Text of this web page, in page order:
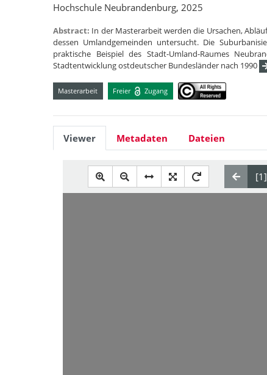
Hochschule Neubrandenburg, 2025
Abstract: In der Masterarbeit werden die Ursachen,
dessen Umlandgemeinden untersucht. Die
praktische Beispiel des Stadt-Umland-Raumes
Stadtentwicklung ostdeutscher Bundesländer nach 1990
Masterarbeit Freier Zugang
Viewer Metadaten Dateien